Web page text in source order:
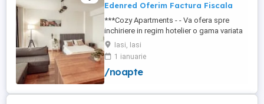
Edenred Oferim Factura Fiscala
***Cozy Apartments - - Va ofera spre
inchiriere in regim hotelier o gama variata
de apartamente si garsoniere situate in
puncte cheie ale orasului doar in
complexe rezidentiale noi: *Zona Palas
Mall - Centru - Complex Lazar Residence;
Residence; *Zona Palas Mall - ...
Iasi, Iasi
1 ianuarie
/noapte